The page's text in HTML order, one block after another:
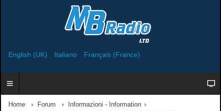
English (UK) Italiano Français (France)
Home Forum
Informazioni - Information